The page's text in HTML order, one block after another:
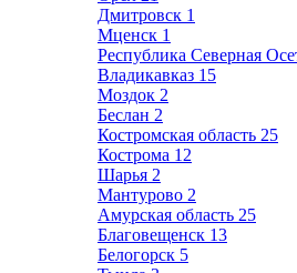
Дмитровск 1
Мценск 1
Республика Северная
Владикавказ 15
Моздок 2
Беслан 2
Костромская область 25
Кострома 12
Шарья 2
Мантурово 2
Амурская область 25
Благовещенск 13
Белогорск 5